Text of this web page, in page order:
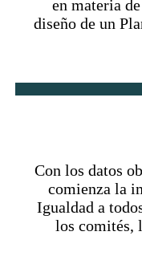
en materia
diseño de un
​​Con los datos
comienza la
Igualdad ​a
los comités,